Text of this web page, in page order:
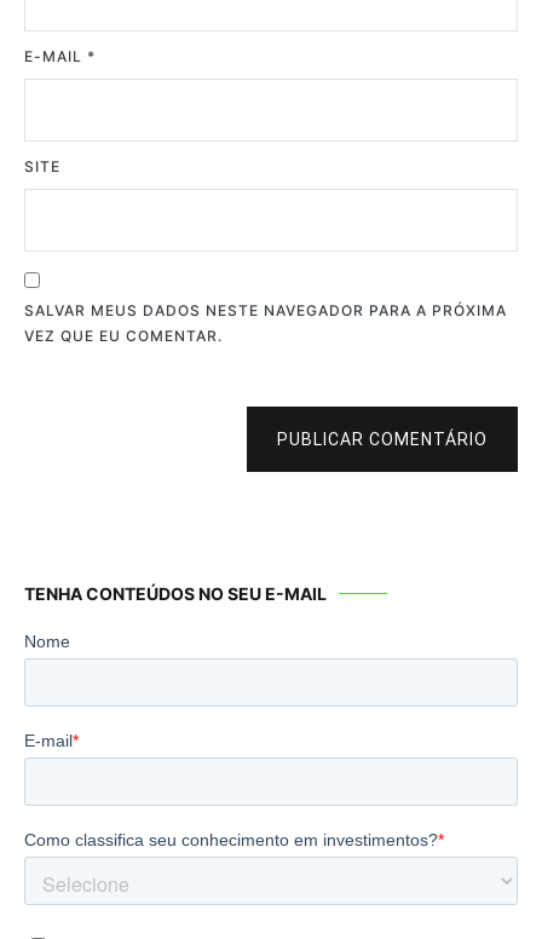
E-MAIL *
SITE
SALVAR MEUS DADOS NESTE NAVEGADOR PARA A PRÓXIMA
VEZ QUE EU COMENTAR.
PUBLICAR COMENTÁRIO
TENHA CONTEÚDOS NO SEU E-MAIL